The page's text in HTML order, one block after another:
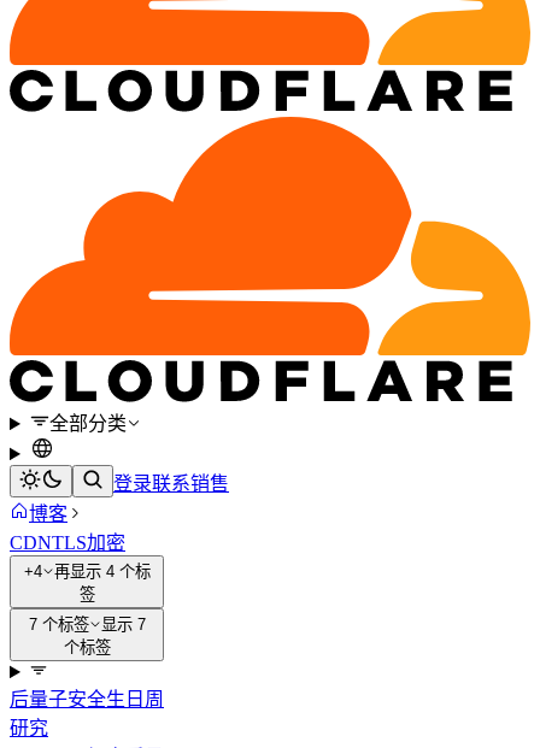
全部分类
登录联系销售
博客
CDNTLS加密
+4
再显示 4 个标
签
7 个标签
显示 7
个标签
后量子安全生日周
研究